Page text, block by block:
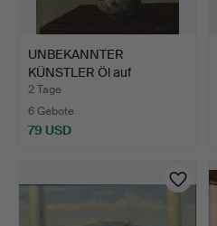
UNBEKANNTER
KÜNSTLER Öl auf
Leinwand mit B…
2 Tage
6 Gebote
79 USD